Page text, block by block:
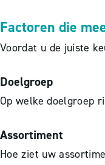
Factoren die
Voordat u de juiste
Doelgroep
Op welke doelgroep
Assortiment
Hoe ziet uw